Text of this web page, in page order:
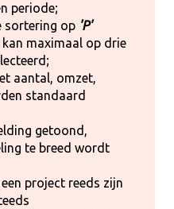
periode;
op 'P'
maximaal op drie
aantal, omzet,
standaard
getoond,
te breed wordt
project reeds zijn
nog steeds